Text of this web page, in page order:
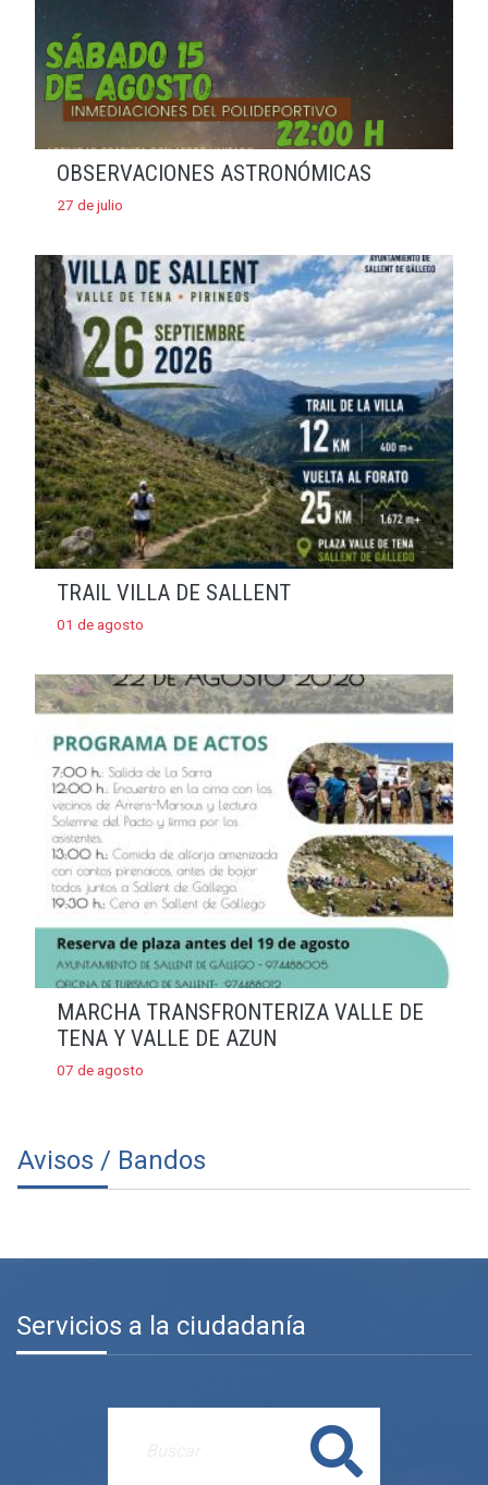
OBSERVACIONES ASTRONÓMICAS
27 de julio
TRAIL VILLA DE SALLENT
01 de agosto
MARCHA TRANSFRONTERIZA VALLE DE
TENA Y VALLE DE AZUN
07 de agosto
Avisos / Bandos
Servicios a la ciudadanía
Buscar